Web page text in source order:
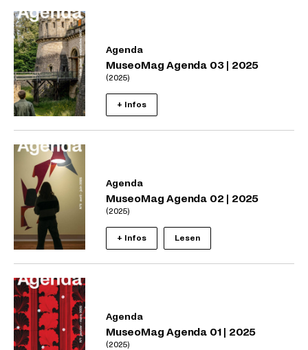
Agenda
MuseoMag Agenda 03 | 2025
(2025)
+ Infos
Agenda
MuseoMag Agenda 02 | 2025
(2025)
+ Infos Lesen
Agenda
MuseoMag Agenda 01 | 2025
(2025)